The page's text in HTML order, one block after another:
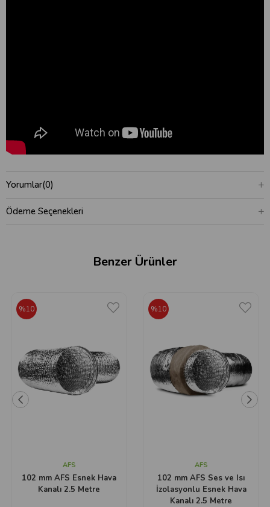
Yorumlar(0)
Ödeme Seçenekleri
Benzer Ürünler
AFS
102 mm AFS Esnek Hava
Kanalı 2.5 Metre
%10
AFS
102 mm AFS Ses ve Isı
İzolasyonlu Esnek Hava
Kanalı 2.5 Metre
%10